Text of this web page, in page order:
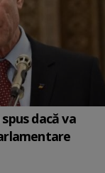
dacă va